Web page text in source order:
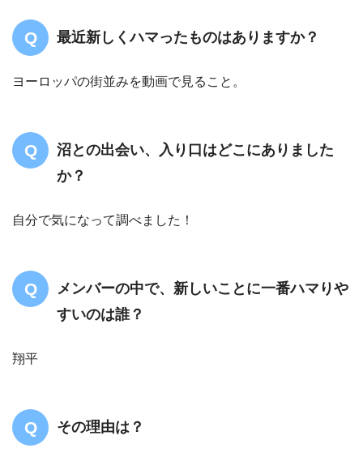
最近新しくハマったものはありますか？
ヨーロッパの街並みを動画で見ること。
沼との出会い、入り口はどこにありました
か？
自分で気になって調べました！
メンバーの中で、新しいことに一番ハマりや
すいのは誰？
翔平
その理由は？